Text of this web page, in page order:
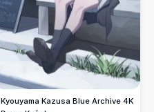
Kyouyama Kazusa Blue Archive 4K